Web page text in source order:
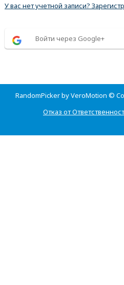
У вас нет учетной записи?
Войти через Google+
RandomPicker by VeroMotion ©
Отказ от